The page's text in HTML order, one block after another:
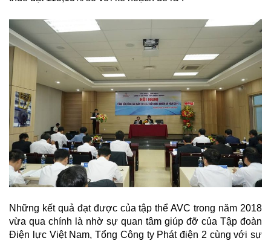
Những kết quả đạt được của tập thể AVC trong năm 2018
vừa qua chính là nhờ sự quan tâm giúp đỡ của Tập đoàn
Điện lực Việt Nam, Tổng Công ty Phát điện 2 cùng với sự